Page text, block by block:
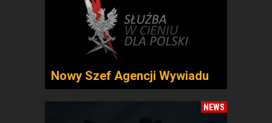
Nowy Szef Agencji Wywiadu
NEWS